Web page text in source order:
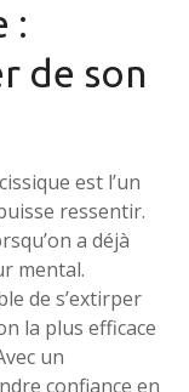
:
de son
est l’un
ressentir.
a déjà
mental.
de s’extirper
la plus efficace
un
confiance en